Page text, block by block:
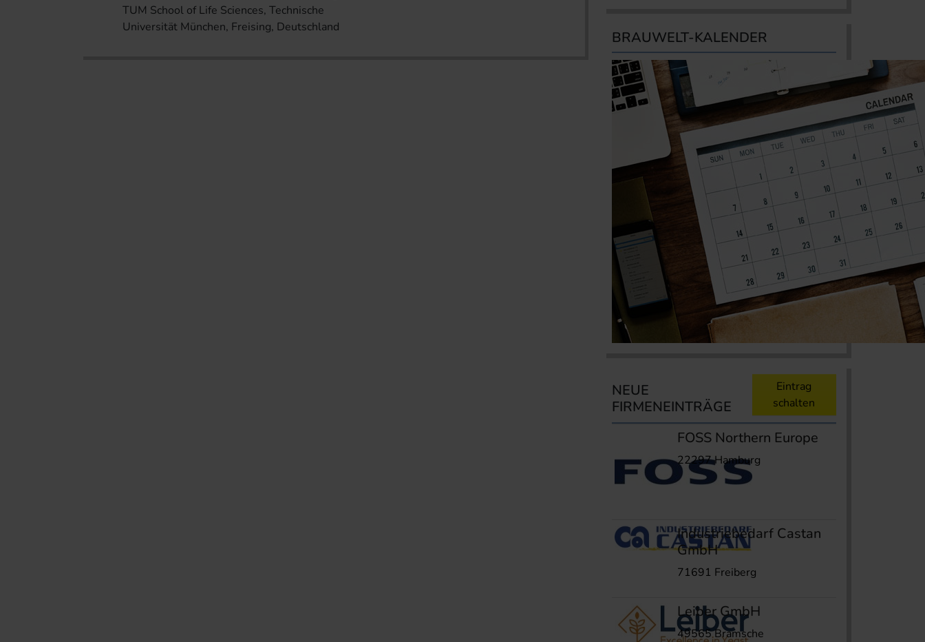
TUM School of Life Sciences, Technische
Universität München, Freising, Deutschland
BRAUWELT-KALENDER
NEUE
FIRMENEINTRÄGE
Eintrag
schalten
FOSS Northern Europe
22297 Hamburg
Industriebedarf Castan
GmbH
71691 Freiberg
Leiber GmbH
49565 Bramsche